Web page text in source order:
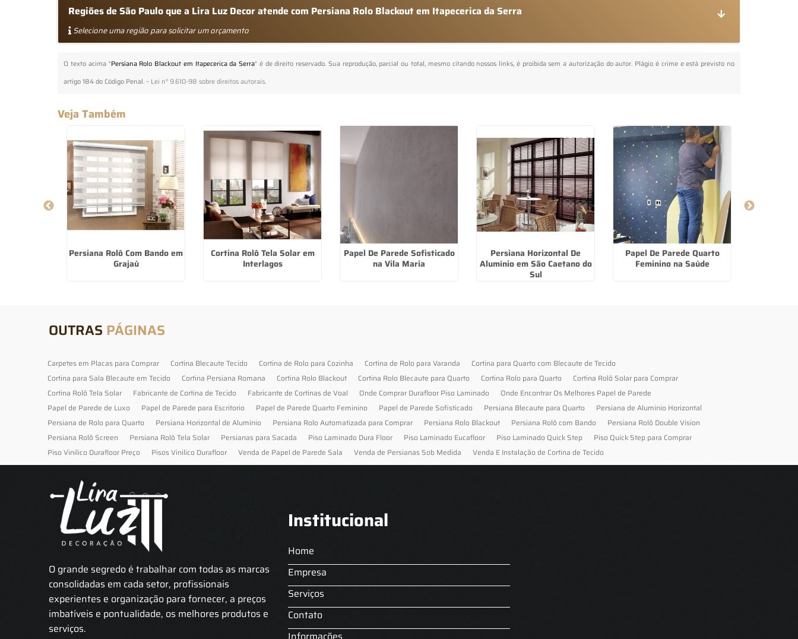
Regiões de São Paulo que a Lira Luz Decor atende com Persiana Rolo Blackout em Itapecerica da Serra
Selecione uma região para solicitar um orçamento
O texto acima "Persiana Rolo Blackout em Itapecerica da Serra" é de direito reservado. Sua reprodução, parcial ou total, mesmo citando nossos links, é proibida sem a autorização do autor. Plágio é crime e está previsto no
artigo 184 do Código Penal. – Lei n° 9.610-98 sobre direitos autorais.
Veja Também
Persiana Rolô Com Bando em
Grajaú
Cortina Rolô Tela Solar em
Interlagos
Papel De Parede Sofisticado
na Vila Maria
Persiana Horizontal De
Alumínio em São Caetano do
Sul
Papel De Parede Quarto
Feminino na Saúde
OUTRAS PÁGINAS
Carpetes em Placas para Comprar Cortina Blecaute Tecido Cortina de Rolo para Cozinha Cortina de Rolo para Varanda
Cortina para Quarto com Blecaute de Tecido
Cortina para Sala Blecaute em Tecido
Cortina Persiana Romana Cortina Rolo Blackout Cortina Rolo Blecaute para Quarto Cortina Rolo para Quarto
Cortina Rolô Solar para Comprar
Cortina Rolô Tela Solar
Fabricante de Cortina de Tecido Fabricante de Cortinas de Voal Onde Comprar Durafloor Piso Laminado
Onde Encontrar Os Melhores Papel de Parede
Papel de Parede de Luxo
Papel de Parede para Escritorio Papel de Parede Quarto Feminino Papel de Parede Sofisticado Persiana Blecaute para Quarto
Persiana de Alumínio Horizontal
Persiana de Rolo para Quarto
Persiana Horizontal de Alumínio Persiana Rolo Automatizada para Comprar Persiana Rolo Blackout Persiana Rolô com Bando
Persiana Rolô Double Vision
Persiana Rolô Screen
Persiana Rolô Tela Solar Persianas para Sacada Piso Laminado Dura Floor Piso Laminado Eucafloor Piso Laminado Quick Step
Piso Quick Step para Comprar
Piso Vinilico Durafloor Preço
Pisos Vinilico Durafloor Venda de Papel de Parede Sala Venda de Persianas Sob Medida Venda E Instalação de Cortina de Tecido
O grande segredo é trabalhar com todas as marcas
consolidadas em cada setor, profissionais
experientes e organização para fornecer, a preços
imbatíveis e pontualidade, os melhores produtos e
serviços.
Institucional
Home
Empresa
Serviços
Contato